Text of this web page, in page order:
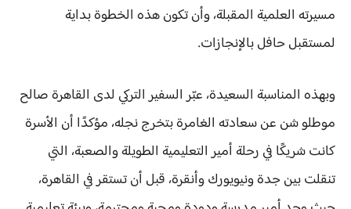
مسيرته العلمية المقبلة، وأن تكون هذه الخطوة بداية
لمستقبل حافل بالإنجازات.
وبهذه المناسبة السعيدة، عبّر السفير التركي لدى القاهرة صالح
موطلو شن عن سعادته الغامرة بتخرج نجله، مؤكدًا أن الأسرة
كانت شريكًا في رحلة أمير التعليمية الطويلة والصعبة، التي
تنقلت بين جدة ونيويورك وأنقرة، قبل أن تستقر في القاهرة،